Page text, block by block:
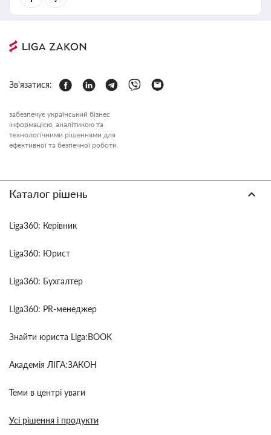
Зв'язатися:
забезпечує український бізнес
інформацією, аналітикою та
технологічними рішеннями для
ефективної та безпечної роботи.
Каталог рішень
Liga360: Керівник
Liga360: Юрист
Liga360: Бухгалтер
Liga360: PR-менеджер
Знайти юриста Liga:BOOK
Академія ЛІГА:ЗАКОН
Теми в центрі уваги
Усі рішення і продукти